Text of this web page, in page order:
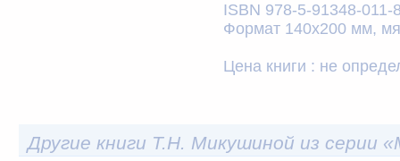
ISBN 978-5-91348-011-
Формат 140х200 мм,
Цена книги : не
Другие книги Т.Н. Микушиной из серии